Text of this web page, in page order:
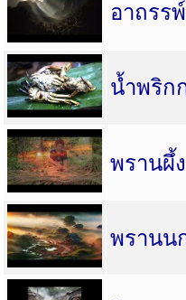
อาถรร
น้ำพริก
พรานผึ้
พรานน